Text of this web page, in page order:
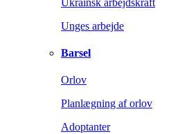
Unges arbejde
Barsel
Orlov
Planlægning af orlov
Adoptanter